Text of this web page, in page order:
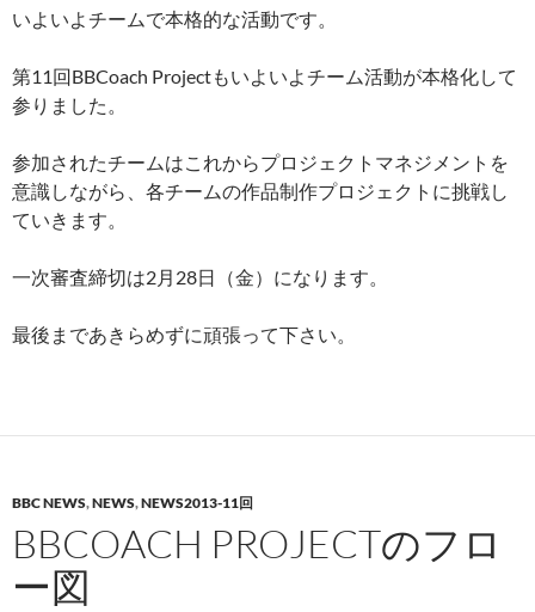
いよいよチームで本格的な活動です。
第11回BBCoach Projectもいよいよチーム活動が本格化して
参りました。
参加されたチームはこれからプロジェクトマネジメントを
意識しながら、各チームの作品制作プロジェクトに挑戦し
ていきます。
一次審査締切は2月28日（金）になります。
最後まであきらめずに頑張って下さい。
BBC NEWS,NEWS,NEWS2013-11回
BBCOACH PROJECTのフロ
ー図